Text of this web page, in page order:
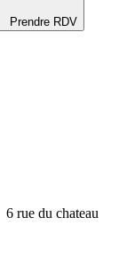
Prendre RDV
6 rue du chateau